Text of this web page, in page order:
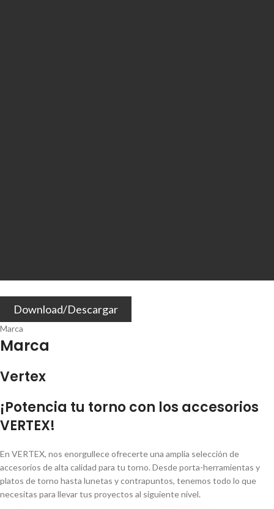
Download/Descargar
Marca
Marca
Vertex
¡Potencia tu torno con los accesorios
VERTEX!
En VERTEX, nos enorgullece ofrecerte una amplia selección de
accesorios de alta calidad para tu torno. Desde porta-herramientas y
platos de torno hasta lunetas y contrapuntos, tenemos todo lo que
necesitas para llevar tus proyectos al siguiente nivel.